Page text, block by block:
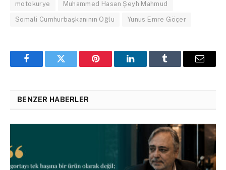
motokurye Muhammed Hasan Şeyh Mahmud
Somali Cumhurbaşkanının Oğlu Yunus Emre Göçer
FacebookTwitter Pinterest LinkedInTumblr Email
BENZER HABERLER